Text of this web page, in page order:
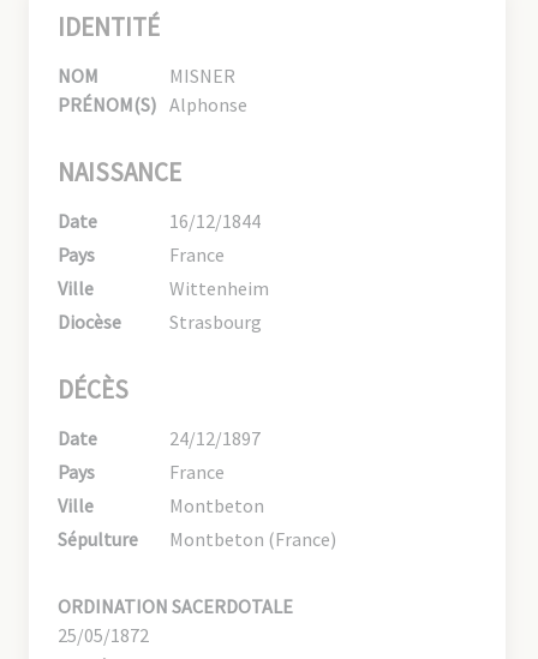
IDENTITÉ
NOM
MISNER
PRÉNOM(S) Alphonse
NAISSANCE
Date
16/12/1844
Pays
France
Ville
Wittenheim
Diocèse
Strasbourg
DÉCÈS
Date
24/12/1897
Pays
France
Ville
Montbeton
Sépulture
Montbeton (France)
ORDINATION SACERDOTALE
25/05/1872